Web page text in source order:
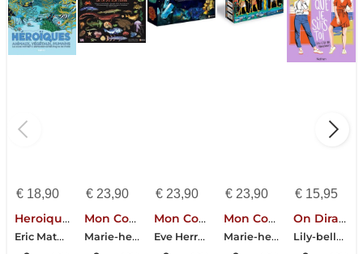
€18,90
Heroiques : Animaux, Vegetaux, Humains Ils Nous Invitent A Repenser Notre Facon De Vivre
Eric Mathivet-Marlene Normand
€23,90
Mon Coffret Montessori : Ligne Du Temps Montessori : L'arrivee Et L'evolution De La Vie Sur Terre
Marie-helene Place-Marlene Normand
€ 23,90
Mon Coffret Montessori : Mineraux
Eve Herrmann-Marlene Normand
€ 23,90
Mon Coffret Montessori : L'egypte Ancienne
Marie-helene Place-Marlene Normand
€ 15,95
On Dira Que Je Suis Toi
Lily-belle De Chollet-Marlene Normand